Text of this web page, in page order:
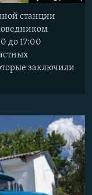
станции
до 17:00
заключили